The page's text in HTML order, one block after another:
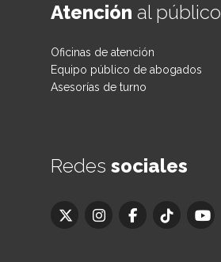
Atención al público
Oficinas de atención
Equipo público de abogados
Asesorías de turno
Redes sociales